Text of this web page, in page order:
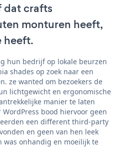
crafts
monturen heeft,
heeft.
hun bedrijf op lokale beurzen
shades op zoek naar een
ze wanted om bezoekers de
lichtgewicht en ergonomische
manier te laten
bood hiervoor geen
een different third-party
en geen van hen leek
was onhandig en moeilijk te